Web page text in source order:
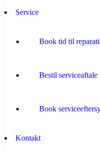
Service
Book tid til
Bestil serviceaftale
Book
Kontakt